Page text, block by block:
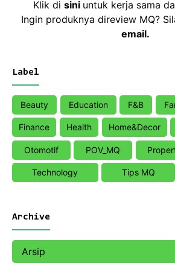
Klik di sini untuk kerja sama
Ingin produknya direview MQ?
email.
Label
Beauty Education F&B
Finance Health Home&Decor
Otomotif POV_MQ
Technology Tips MQ
Archive